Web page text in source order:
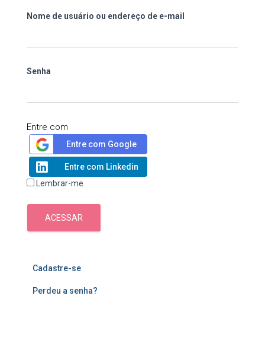
Nome de usuário ou endereço de e-mail
Senha
Entre com
Entre com Google
Entre com Linkedin
Lembrar-me
ACESSAR
Cadastre-se
Perdeu a senha?